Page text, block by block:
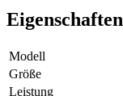
Eigenschaften
Modell
Größe
Leistung